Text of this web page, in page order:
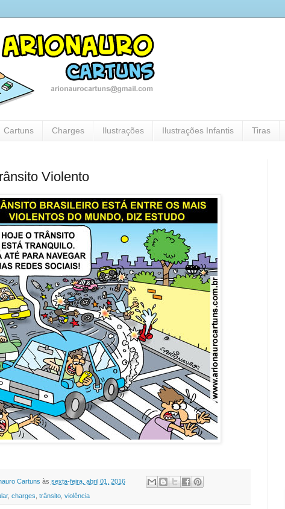
Cartuns Charges Ilustrações Ilustrações Infantis Tiras
Violento
Cartuns às sexta-feira, abril 01, 2016
, charges trânsito, violência